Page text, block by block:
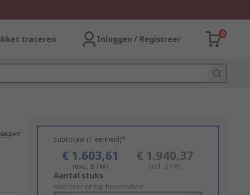
traceren Inloggen / Registreer
0
Subtotaal (1 eenheid)*
€ 1.603,61
(excl. BTW)
€ 1.940,37
(incl. BTW)
Add
to
Aantal stuks
selecteer of typ hoeveelheid